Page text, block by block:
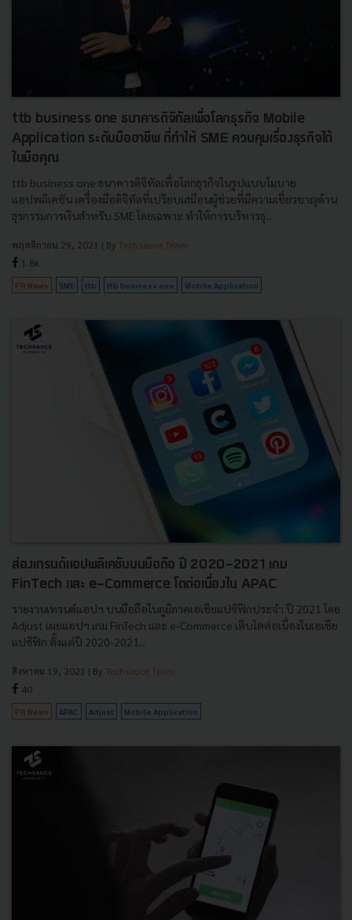
ttb business one ธนาคารดิจิทัลเพื่อโลกธุรกิจ Mobile
Application ระดับมืออาชีพ ที่ทำให้ SME ควบคุมเรื่องธุรกิจได้
ในมือคุณ
ttb business one ธนาคารดิจิทัลเพื่อโลกธุรกิจในรูปแบบโมบาย
แอปพลิเคชัน เครื่องมือดิจิทัลที่เปรียบเสมือนผู้ช่วยที่มีความเชี่ยวชาญด้าน
ธุรกรรมการเงินสำหรับ SME โดยเฉพาะ ทำให้การบริหารธุ...
พฤศจิกายน 29, 2021 | By Techsauce Team
1.8k
PR News SME ttb ttb business one Mobile Application
ส่องเทรนด์แอปพลิเคชันบนมือถือ ปี 2020-2021 เกม
FinTech และ e-Commerce โตต่อเนื่องใน APAC
รายงานเทรนด์แอปฯ บนมือถือในภูมิภาคเอเชียแปซิฟิกประจำ ปี 2021 โดย
Adjust เผยแอปฯ เกม FinTech และ e-Commerce เติบโตต่อเนื่องในเอเชีย
แปซิฟิก ตั้งแต่ปี 2020-2021...
สิงหาคม 19, 2021 | By Techsauce Team
40
PR News APAC Adjust Mobile Application